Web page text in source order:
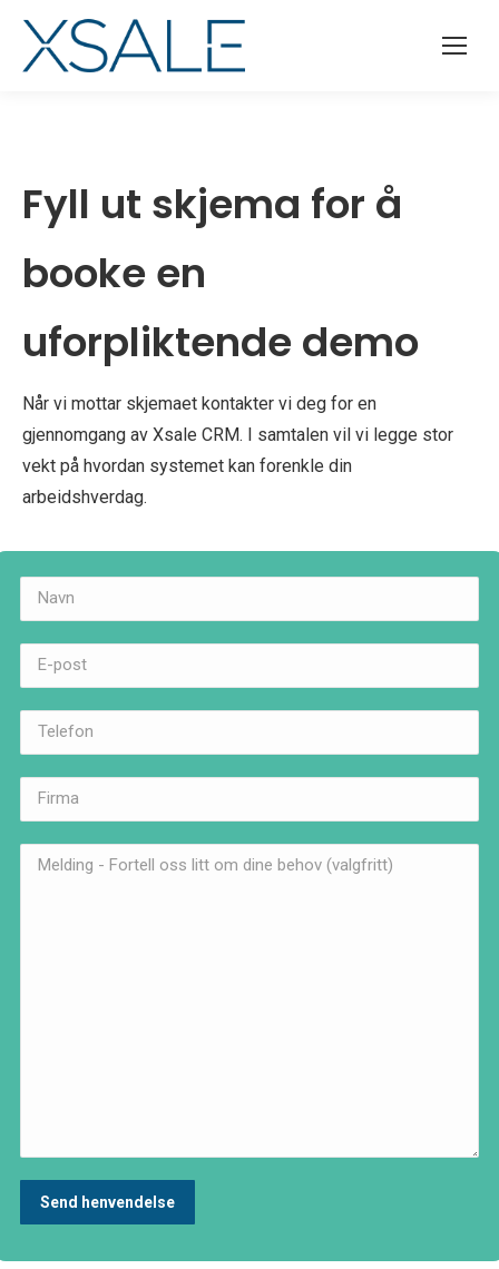
Fyll ut skjema for å
booke en
uforpliktende demo
Når vi mottar skjemaet kontakter vi deg for en
gjennomgang av Xsale CRM. I samtalen vil vi legge stor
vekt på hvordan systemet kan forenkle din
arbeidshverdag.